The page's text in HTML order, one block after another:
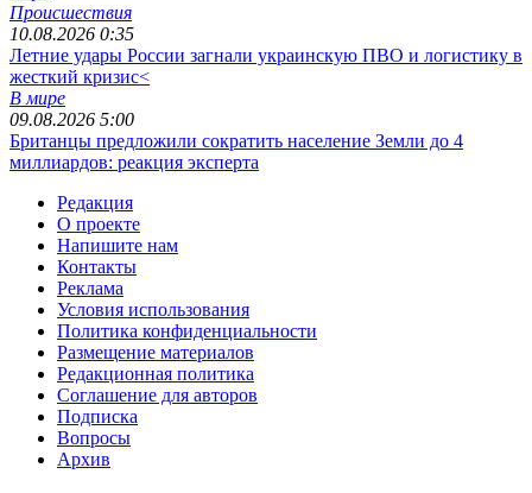
Происшествия
10.08.2026 0:35
Летние удары России загнали украинскую ПВО и логистику в
жесткий кризис<
В мире
09.08.2026 5:00
Британцы предложили сократить население Земли до 4
миллиардов: реакция эксперта
Редакция
О проекте
Напишите нам
Контакты
Реклама
Условия использования
Политика конфиденциальности
Размещение материалов
Редакционная политика
Соглашение для авторов
Подписка
Вопросы
Архив